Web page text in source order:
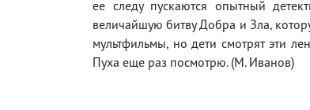
ее следу пускаются опытный
величайшую битву Добра и Зла,
мультфильмы, но дети смотрят эти
Пуха еще раз посмотрю. (М. Иванов)